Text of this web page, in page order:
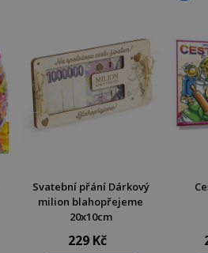
Svatební přání Dárkový
milion blahopřejeme
20x10cm
229 Kč